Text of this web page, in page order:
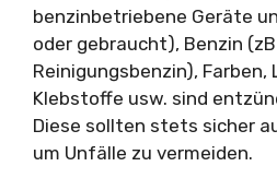
benzinbetriebene Geräte
oder gebraucht), Benzin
Reinigungsbenzin), Farben,
Klebstoffe usw. sind
Diese sollten stets sicher
um Unfälle zu vermeiden.